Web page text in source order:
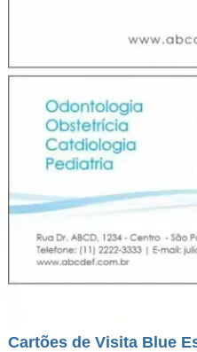
Cartões de Visita Blue